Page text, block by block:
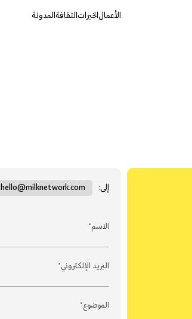
الأعمالالخبراتالثقافةالمدونة
إلى: hello@milknetwork.com